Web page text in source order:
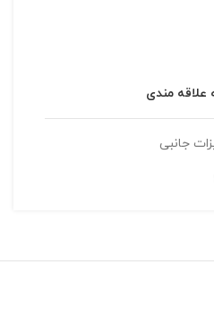
علاقه مندی
جانبی